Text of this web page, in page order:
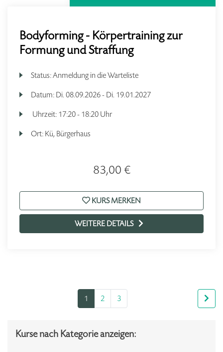
Bodyforming - Körpertraining zur
Formung und Straffung
Status:Anmeldung in die Warteliste
Datum: Di. 08.09.2026 - Di. 19.01.2027
Uhrzeit: 17:20 - 18:20 Uhr
Ort: Kü, Bürgerhaus
83,00 €
KURS MERKEN
WEITERE DETAILS
1 2 3
Kurse nach Kategorie anzeigen: